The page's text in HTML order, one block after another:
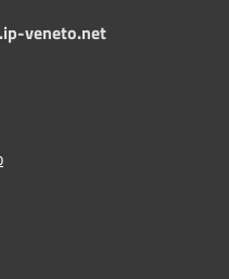
veneto.net